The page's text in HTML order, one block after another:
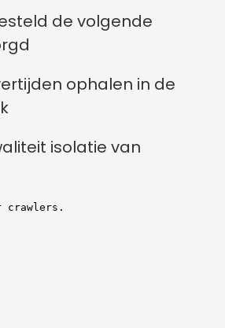
de volgende
ophalen in de
isolatie van